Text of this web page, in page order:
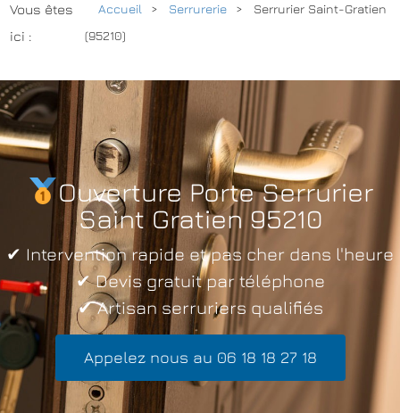
Vous êtes
ici :
Accueil Serrurerie
Serrurier Saint-Gratien
(95210)
Ouverture Porte Serrurier
Saint Gratien 95210
✔ Intervention rapide et pas cher dans l'heure
✔ Devis gratuit par téléphone
✔ Artisan serruriers qualifiés
Appelez nous au 06 18 18 27 18